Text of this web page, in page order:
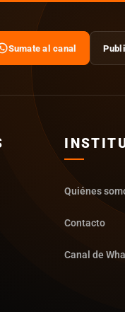
Sumate al canal
Quiénes
Contacto
Canal de